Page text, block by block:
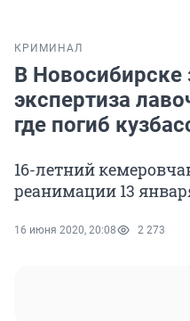
КРИМИНАЛ
В Новосибирске
экспертиза
где погиб
16-летний
реанимации 13
16 июня 2020, 20:08 2 273